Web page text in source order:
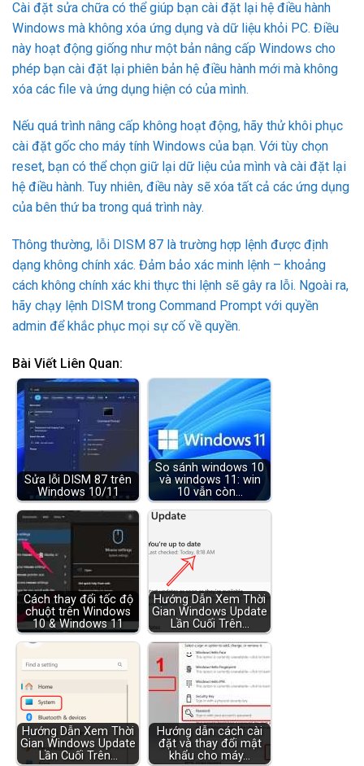
Cài đặt sửa chữa có thể giúp bạn cài đặt lại hệ điều hành
Windows mà không xóa ứng dụng và dữ liệu khỏi PC. Điều
này hoạt động giống như một bản nâng cấp Windows cho
phép bạn cài đặt lại phiên bản hệ điều hành mới mà không
xóa các file và ứng dụng hiện có của mình.
Nếu quá trình nâng cấp không hoạt động, hãy thử khôi phục
cài đặt gốc cho máy tính Windows của bạn. Với tùy chọn
reset, bạn có thể chọn giữ lại dữ liệu của mình và cài đặt lại
hệ điều hành. Tuy nhiên, điều này sẽ xóa tất cả các ứng dụng
của bên thứ ba trong quá trình này.
Thông thường, lỗi DISM 87 là trường hợp lệnh được định
dạng không chính xác. Đảm bảo xác minh lệnh – khoảng
cách không chính xác khi thực thi lệnh sẽ gây ra lỗi. Ngoài ra,
hãy chạy lệnh DISM trong Command Prompt với quyền
admin để khắc phục mọi sự cố về quyền.
Bài Viết Liên Quan:
Sửa lỗi DISM 87 trên
Windows 10/11
So sánh windows 10
và windows 11: win
10 vẫn còn…
Cách thay đổi tốc độ
chuột trên Windows
10 & Windows 11
Hướng Dẫn Xem Thời
Gian Windows Update
Lần Cuối Trên…
Hướng Dẫn Xem Thời
Gian Windows Update
Lần Cuối Trên…
Hướng dẫn cách cài
đặt và thay đổi mật
khẩu cho máy…